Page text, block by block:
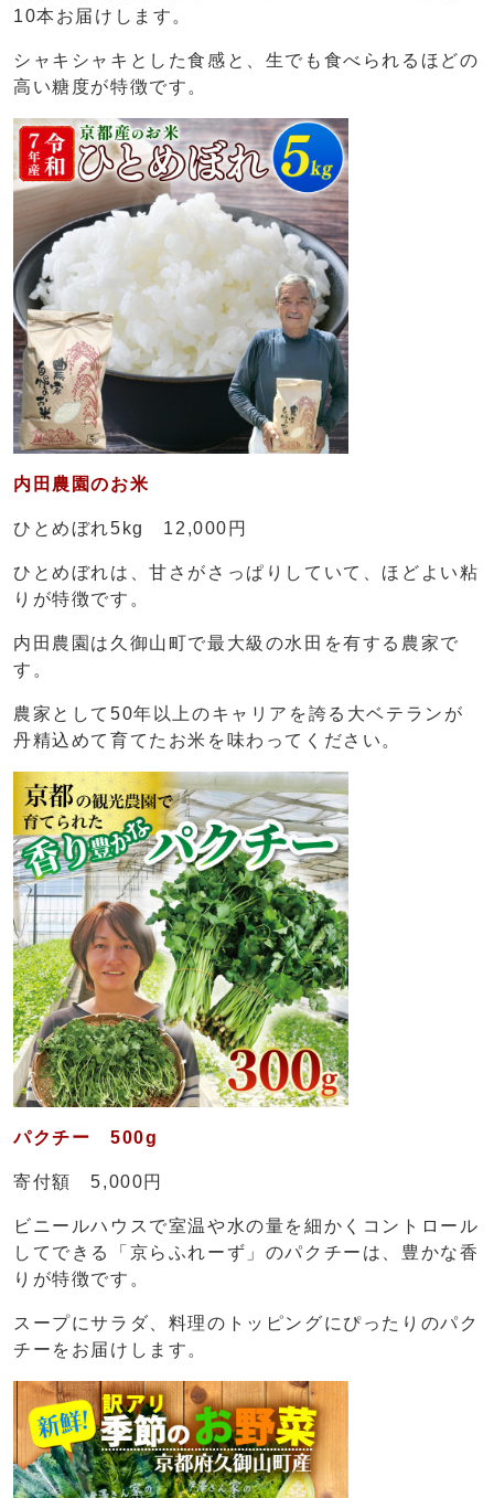
10本お届けします。
シャキシャキとした食感と、生でも食べられるほどの
高い糖度が特徴です。
内田農園のお米
ひとめぼれ5kg 12,000円
ひとめぼれは、甘さがさっぱりしていて、ほどよい粘
りが特徴です。
内田農園は久御山町で最大級の水田を有する農家で
す。
農家として50年以上のキャリアを誇る大ベテランが
丹精込めて育てたお米を味わってください。
パクチー 500g
寄付額 5,000円
ビニールハウスで室温や水の量を細かくコントロール
してできる「京らふれーず」のパクチーは、豊かな香
りが特徴です。
スープにサラダ、料理のトッピングにぴったりのパク
チーをお届けします。